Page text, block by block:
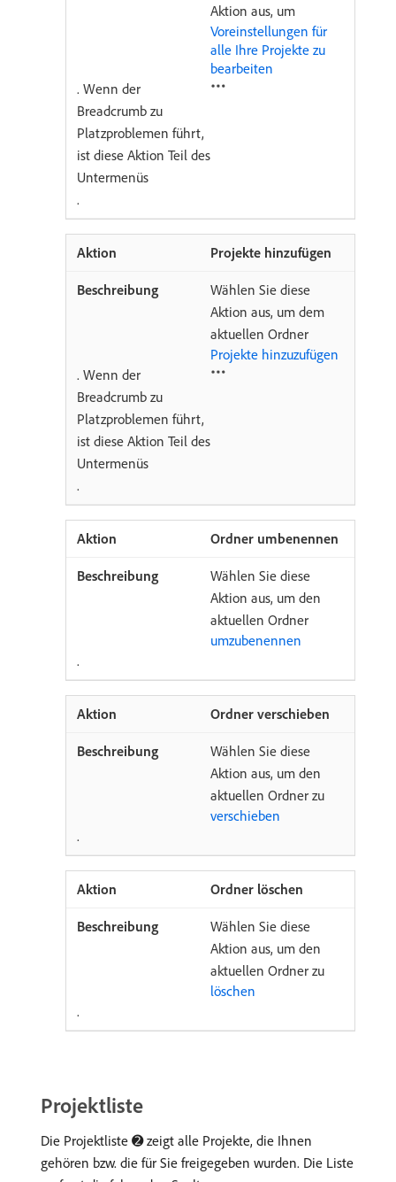
Aktion aus, um
Voreinstellungen für
alle Ihre Projekte zu
bearbeiten
. Wenn der
Breadcrumb zu
Platzproblemen führt,
ist diese Aktion Teil des
Untermenüs
.
Projekte hinzufügen
Wählen Sie diese
Aktion aus, um dem
aktuellen Ordner
Projekte hinzuzufügen
. Wenn der
Breadcrumb zu
Platzproblemen führt,
ist diese Aktion Teil des
Untermenüs
.
Ordner umbenennen
Wählen Sie diese
Aktion aus, um den
aktuellen Ordner
umzubenennen
.
Ordner verschieben
Wählen Sie diese
Aktion aus, um den
aktuellen Ordner zu
verschieben
.
Ordner löschen
Wählen Sie diese
Aktion aus, um den
aktuellen Ordner zu
löschen
.
Projektliste
Die Projektliste ➋ zeigt alle Projekte, die Ihnen
gehören bzw. die für Sie freigegeben wurden. Die Liste